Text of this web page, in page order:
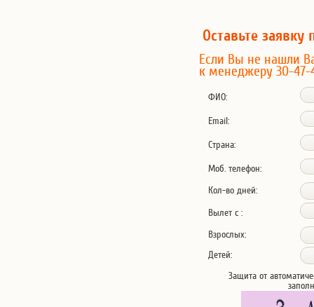
Оставьте заявку
Если Вы не нашли
к менеджеру 30-47-
ФИО:
Email:
Страна:
Моб. телефон:
Кол-во дней:
Вылет с :
Взрослых:
Детей:
Защита от